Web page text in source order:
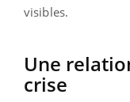
visibles.
Une
crise